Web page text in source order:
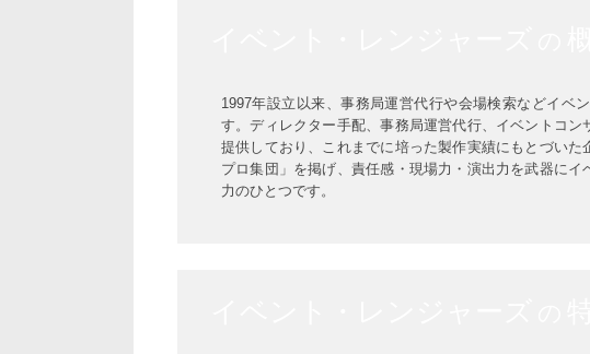
1997年設立以来、事務局運営代行や会場検索などイベ
す。ディレクター手配、事務局運営代行、イベントコ
提供しており、これまでに培った製作実績にもとづい
プロ集団」を掲げ、責任感・現場力・演出力を武器に
力のひとつです。